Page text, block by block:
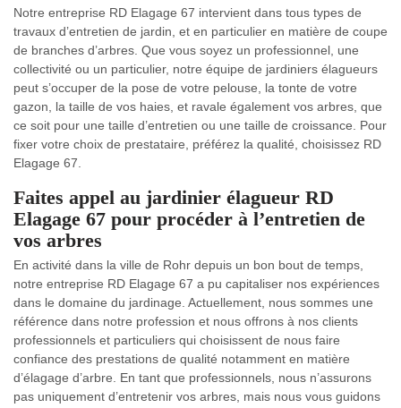
Notre entreprise RD Elagage 67 intervient dans tous types de
travaux d’entretien de jardin, et en particulier en matière de coupe
de branches d’arbres. Que vous soyez un professionnel, une
collectivité ou un particulier, notre équipe de jardiniers élagueurs
peut s’occuper de la pose de votre pelouse, la tonte de votre
gazon, la taille de vos haies, et ravale également vos arbres, que
ce soit pour une taille d’entretien ou une taille de croissance. Pour
fixer votre choix de prestataire, préférez la qualité, choisissez RD
Elagage 67.
Faites appel au jardinier élagueur RD
Elagage 67 pour procéder à l’entretien de
vos arbres
En activité dans la ville de Rohr depuis un bon bout de temps,
notre entreprise RD Elagage 67 a pu capitaliser nos expériences
dans le domaine du jardinage. Actuellement, nous sommes une
référence dans notre profession et nous offrons à nos clients
professionnels et particuliers qui choisissent de nous faire
confiance des prestations de qualité notamment en matière
d’élagage d’arbre. En tant que professionnels, nous n’assurons
pas uniquement d’entretenir vos arbres, mais nous vous guidons